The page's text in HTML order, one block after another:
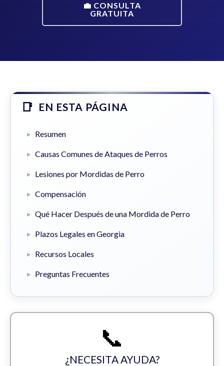
💼 CONSULTA
GRATUITA
EN ESTA PÁGINA
Resumen
Causas Comunes de Ataques de Perros
Lesiones por Mordidas de Perro
Compensación
Qué Hacer Después de una Mordida de Perro
Plazos Legales en Georgia
Recursos Locales
Preguntas Frecuentes
📞
¿NECESITA AYUDA?